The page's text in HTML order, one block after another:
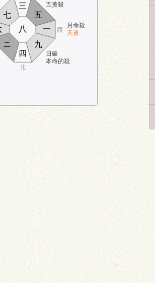
五黄殺
月命殺
天道
日破
本命的殺
北
西
四
五
七
八
九
一
ニ
三